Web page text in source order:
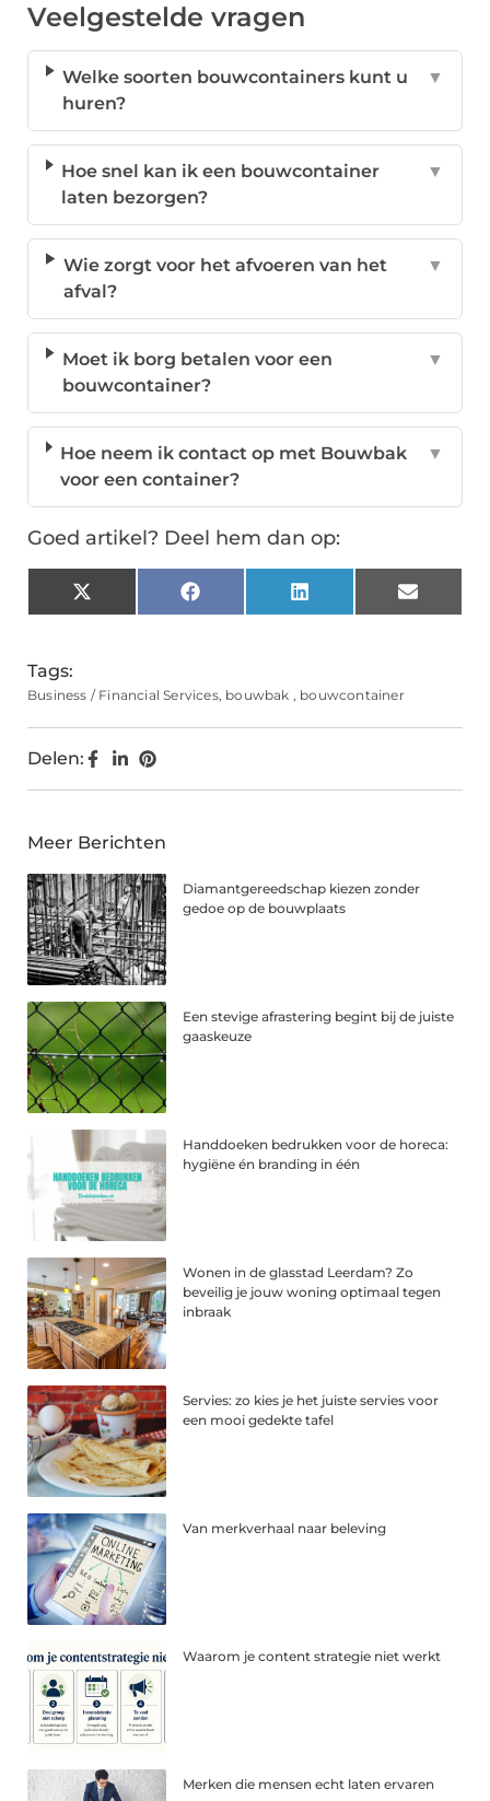
Veelgestelde vragen
Welke soorten bouwcontainers kunt u
huren?
▼
Hoe snel kan ik een bouwcontainer
laten bezorgen?
▼
Wie zorgt voor het afvoeren van het
afval?
▼
Moet ik borg betalen voor een
bouwcontainer?
▼
Hoe neem ik contact op met Bouwbak
voor een container?
▼
Goed artikel? Deel hem dan op:
X
(Twitter)
Facebook LinkedIn Email
Tags:
Business / Financial Services, bouwbak , bouwcontainer
Delen:
Meer Berichten
Diamantgereedschap kiezen zonder
gedoe op de bouwplaats
Een stevige afrastering begint bij de juiste
gaaskeuze
Handdoeken bedrukken voor de horeca:
hygiëne én branding in één
Wonen in de glasstad Leerdam? Zo
beveilig je jouw woning optimaal tegen
inbraak
Servies: zo kies je het juiste servies voor
een mooi gedekte tafel
Van merkverhaal naar beleving
Waarom je content strategie niet werkt
Merken die mensen echt laten ervaren